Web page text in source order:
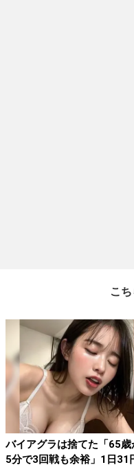
こ
バイアグラは捨てた「65歳
5分で3回戦も余裕」1日31